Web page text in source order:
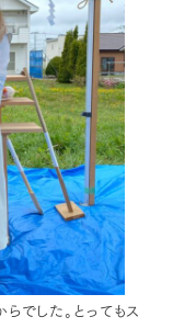
でした。とってもス